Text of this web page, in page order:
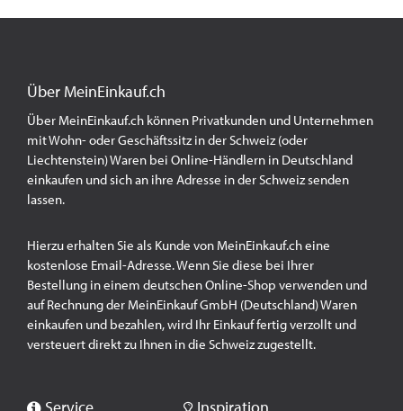
Über MeinEinkauf.ch
Über MeinEinkauf.ch können Privatkunden und Unternehmen
mit Wohn- oder Geschäftssitz in der Schweiz (oder
Liechtenstein) Waren bei Online-Händlern in Deutschland
einkaufen und sich an ihre Adresse in der Schweiz senden
lassen.
Hierzu erhalten Sie als Kunde von MeinEinkauf.ch eine
kostenlose Email-Adresse. Wenn Sie diese bei Ihrer
Bestellung in einem deutschen Online-Shop verwenden und
auf Rechnung der MeinEinkauf GmbH (Deutschland) Waren
einkaufen und bezahlen, wird Ihr Einkauf fertig verzollt und
versteuert direkt zu Ihnen in die Schweiz zugestellt.